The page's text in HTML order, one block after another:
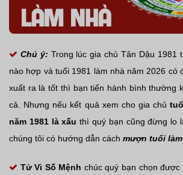
Chú ý: Trong lúc gia chủ Tân Dậu 1981
nào hợp và tuổi 1981 làm nhà năm 2026 có
xuất ra là tốt thì bạn tiến hành bình thường
cả. Nhưng nếu kết quả xem cho gia chủ
năm 1981 là xấu thì quý bạn cũng đừng lo
chúng tôi có hướng dẫn cách mượn tuổi
Tử Vi Số Mệnh chúc quý bạn chọn được